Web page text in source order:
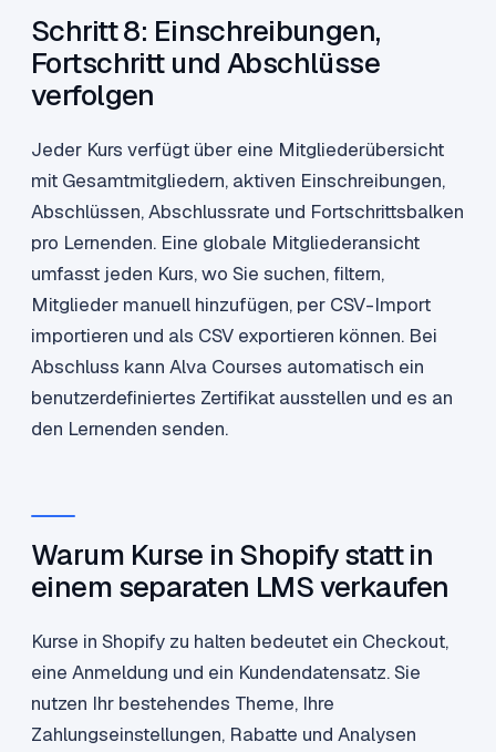
Schritt 8: Einschreibungen,
Fortschritt und Abschlüsse
verfolgen
Jeder Kurs verfügt über eine Mitgliederübersicht
mit Gesamtmitgliedern, aktiven Einschreibungen,
Abschlüssen, Abschlussrate und Fortschrittsbalken
pro Lernenden. Eine globale Mitgliederansicht
umfasst jeden Kurs, wo Sie suchen, filtern,
Mitglieder manuell hinzufügen, per CSV-Import
importieren und als CSV exportieren können. Bei
Abschluss kann Alva Courses automatisch ein
benutzerdefiniertes Zertifikat ausstellen und es an
den Lernenden senden.
Warum Kurse in Shopify statt in
einem separaten LMS verkaufen
Kurse in Shopify zu halten bedeutet ein Checkout,
eine Anmeldung und ein Kundendatensatz. Sie
nutzen Ihr bestehendes Theme, Ihre
Zahlungseinstellungen, Rabatte und Analysen